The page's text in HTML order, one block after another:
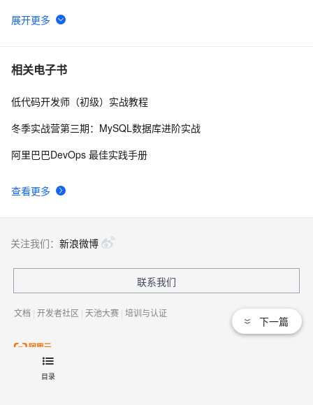
目录
6 Ruby入门（4）——类
7 ruby学习笔记(2)--类的基本使用
8 ruby  and ruby on rails
相关电子书
查看更多
低代码开发师（初级）实战教程
冬季实战营第三期：MySQL数据库进阶实战
阿里巴巴DevOps 最佳实践手册
下一篇
关注我们： 新浪微博
联系我们
文档 | 开发者社区 | 天池大赛 | 培训与认证
法律声明及隐私权政策
© 2009-现在 Aliyun.com 版权所有